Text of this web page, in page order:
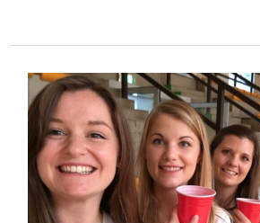
Sportlicher
Sommerausklang